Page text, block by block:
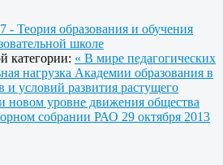
- Теория образования и обучения
школе
категории: « В мире педагогических
нагрузка Академии образования в
условий развития растущего
новом уровне движения общества
собрании РАО 29 октября 2013